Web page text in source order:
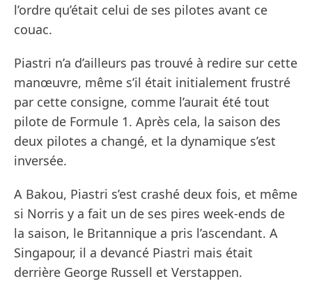
l’ordre qu’était celui de ses pilotes avant ce
couac.
Piastri n’a d’ailleurs pas trouvé à redire sur cette
manœuvre, même s’il était initialement frustré
par cette consigne, comme l’aurait été tout
pilote de Formule 1. Après cela, la saison des
deux pilotes a changé, et la dynamique s’est
inversée.
A Bakou, Piastri s’est crashé deux fois, et même
si Norris y a fait un de ses pires week-ends de
la saison, le Britannique a pris l’ascendant. A
Singapour, il a devancé Piastri mais était
derrière George Russell et Verstappen.